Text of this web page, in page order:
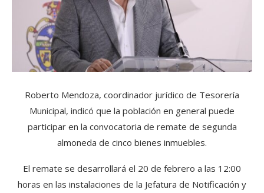
Roberto Mendoza, coordinador jurídico de Tesorería
Municipal, indicó que la población en general puede
participar en la convocatoria de remate de segunda
almoneda de cinco bienes inmuebles.
El remate se desarrollará el 20 de febrero a las 12:00
horas en las instalaciones de la Jefatura de Notificación y